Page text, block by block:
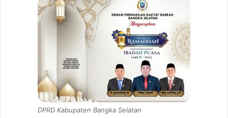
DPRD Kabupaten Bangka Selatan